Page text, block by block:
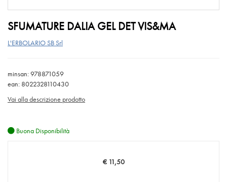
SFUMATURE DALIA GEL DET VIS&MA
L'ERBOLARIO SB Srl
minsan: 978871059
ean: 8022328110430
Vai alla descrizione prodotto
Buona Disponibilità
Prezzo
€ 11,50